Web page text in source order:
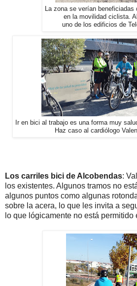
La zona se verían beneficiadas
en la movilidad ciclista.
uno de los edificios de
Ir en bici al trabajo es una forma muy
Haz caso al cardiólogo
Los carriles bici de Alcobendas:
los existentes. Algunos tramos no
algunos puntos como algunas
sobre la acera, lo que les invita a
lo que lógicamente no está permitido